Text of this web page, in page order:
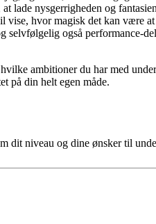
lade nysgerrigheden og
hvor magisk det kan være at
selvfølgelig også performance-
ambitioner du har med
på din helt egen måde.
dit niveau og dine ønsker til